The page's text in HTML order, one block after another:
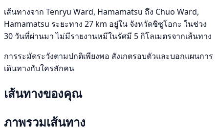
เส้นทางจาก Tenryu Ward, Hamamatsu ถึง Chuo Ward,
Hamamatsu ระยะทาง 27 km อยู่ใน จังหวัดชิซูโอกะ ในช่วง
30 วันที่ผ่านมา ไม่มีรายงานหมีในรัศมี 5 กิโลเมตรจากเส้นทาง
การระมัดระวังตามปกติเพียงพอ สังเกตรอบตัวและบอกแผนการ
เดินทางกับใครสักคน
เส้นทางของคุณ
ภาพรวมเส้นทาง